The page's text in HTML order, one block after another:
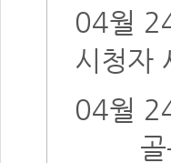
04월
시청자
04월